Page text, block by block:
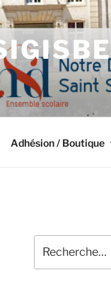
Adhésion / Boutique
pour
: